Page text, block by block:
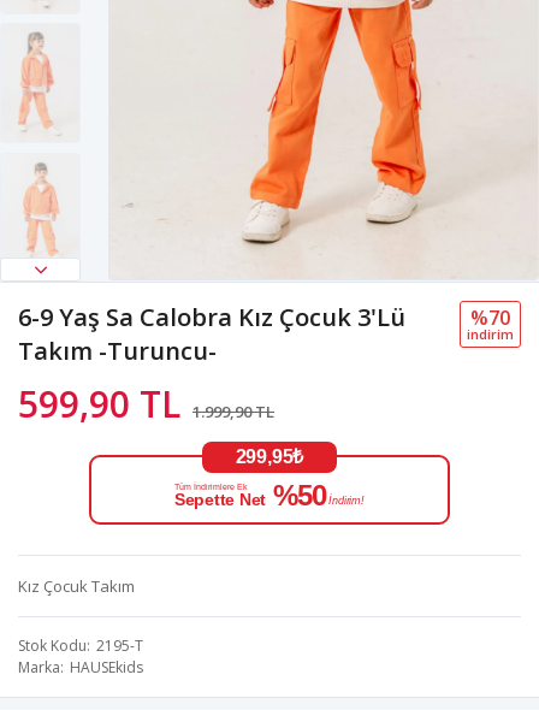
6-9 Yaş Sa Calobra Kız Çocuk 3'Lü
Takım -Turuncu-
599,90 TL 1.999,90 TL
%70
i̇ndi̇ri̇m
299,95₺
Tüm İndirimlere Ek
Sepette Net %50 İndirim!
Kız Çocuk Takım
Stok Kodu 2195-T
Marka HAUSEkids